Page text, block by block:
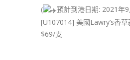
( 預計到港日期: 2021年
[U107014] 美國Lawry’s香
$69/支